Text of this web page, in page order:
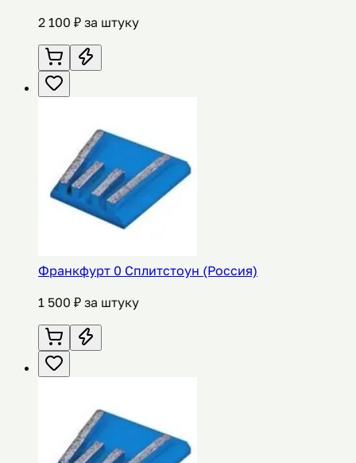
2 100 ₽ за штуку
Франкфурт 0 Сплитстоун (Россия)
1 500 ₽ за штуку